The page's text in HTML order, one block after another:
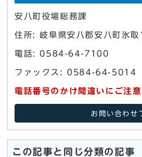
安八町役場総務課
住所: 岐阜県安八郡安八町氷
電話: 0584-64-7100
ファックス: 0584-64-5014
電話番号のかけ間違いにご注意
お問い合わせ
この記事と同じ分類の記事